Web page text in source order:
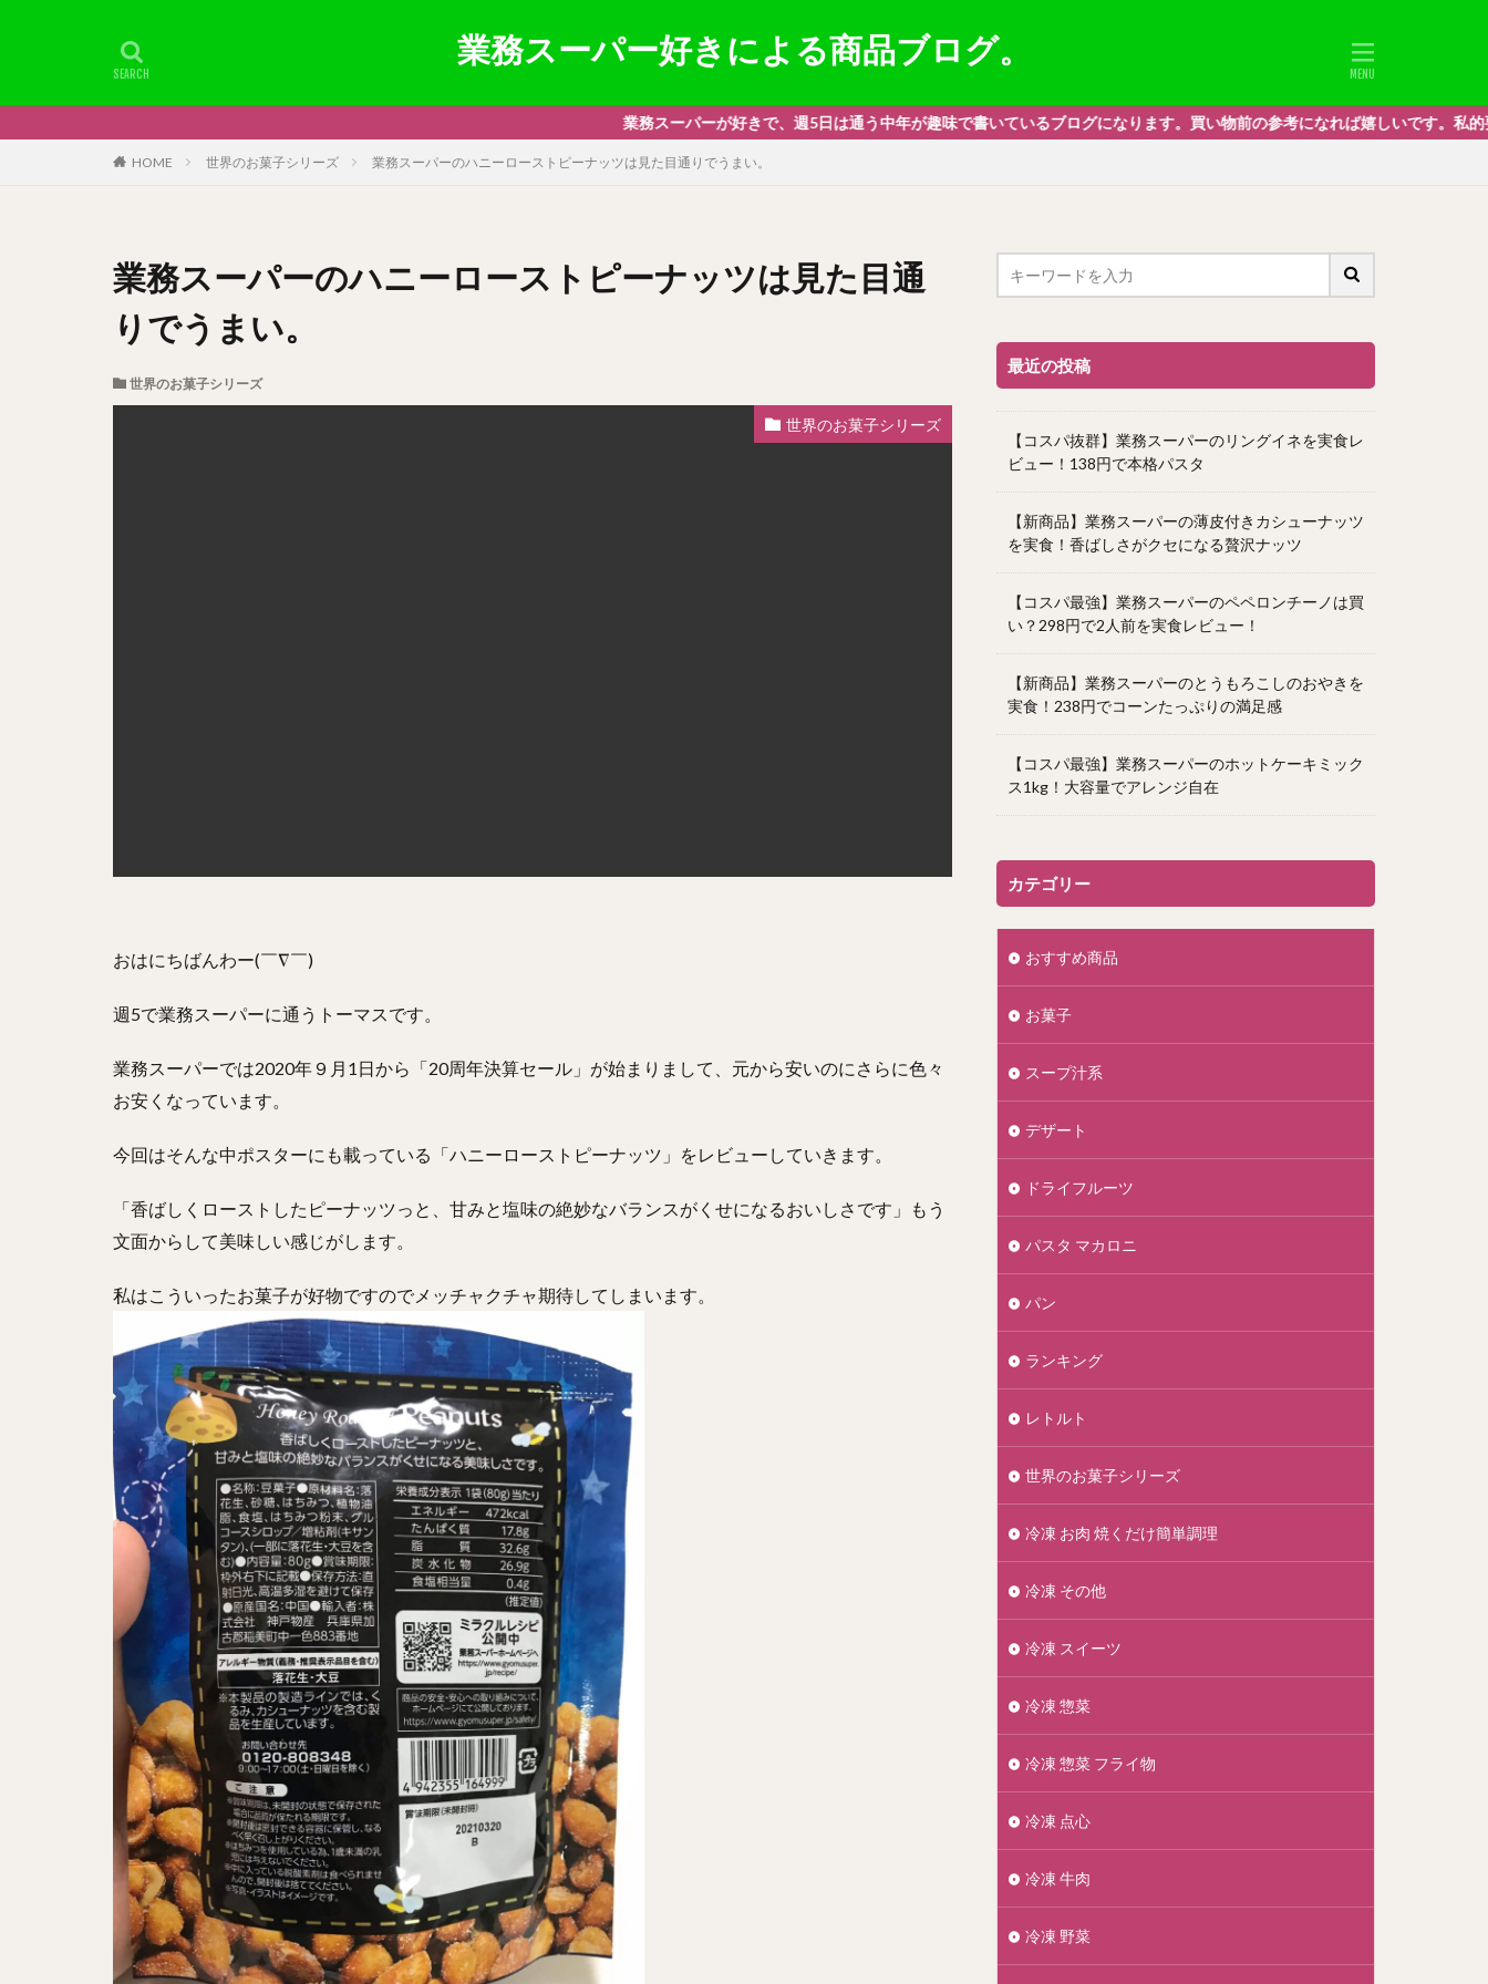
業務スーパー好きによる商品ブログ。
業務スーパーが好きで、週5日は通う中年が趣味で書いているブログになります。買い物前の参考になれば嬉しいです。私的要素多めですがよろし
HOME 世界のお菓子シリーズ 業務スーパーのハニーローストピーナッツは見た目通りでうまい。
業務スーパーのハニーローストピーナッツは見た目通
りでうまい。
世界のお菓子シリーズ
世界のお菓子シリーズ
おはにちばんわー(￣∇￣)
週5で業務スーパーに通うトーマスです。
業務スーパーでは2020年９月1日から「20周年決算セール」が始まりまして、元から安いのにさらに色々
お安くなっています。
今回はそんな中ポスターにも載っている「ハニーローストピーナッツ」をレビューしていきます。
「香ばしくローストしたピーナッツっと、甘みと塩味の絶妙なバランスがくせになるおいしさです」もう
文面からして美味しい感じがします。
私はこういったお菓子が好物ですのでメッチャクチャ期待してしまいます。
最近の投稿
【コスパ抜群】業務スーパーのリングイネを実食レ
ビュー！138円で本格パスタ
【新商品】業務スーパーの薄皮付きカシューナッツ
を実食！香ばしさがクセになる贅沢ナッツ
【コスパ最強】業務スーパーのペペロンチーノは買
い？298円で2人前を実食レビュー！
【新商品】業務スーパーのとうもろこしのおやきを
実食！238円でコーンたっぷりの満足感
【コスパ最強】業務スーパーのホットケーキミック
ス1kg！大容量でアレンジ自在
カテゴリー
おすすめ商品
お菓子
スープ汁系
デザート
ドライフルーツ
パスタ マカロニ
パン
ランキング
レトルト
世界のお菓子シリーズ
冷凍 お肉 焼くだけ簡単調理
冷凍 その他
冷凍 スイーツ
冷凍 惣菜
冷凍 惣菜 フライ物
冷凍 点心
冷凍 牛肉
冷凍 野菜